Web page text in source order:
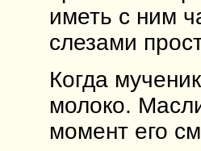
иметь с ним
слезами
Когда
молоко.
момент его